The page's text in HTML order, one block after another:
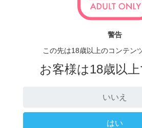
警告
この先は18歳以上のコンテン
お客様は18歳以
いいえ
はい